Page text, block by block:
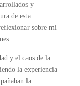
y
de esta
sobre mi
y el caos de la
la experiencia
la